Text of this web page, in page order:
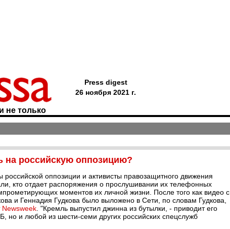
не только
Press digest
26 ноября 2021 г.
на российскую оппозицию?
оппозиции и активисты правозащитного движения
кто отдает распоряжения о прослушивании их телефонных
моментов их личной жизни. После того как видео с
и Геннадия Гудкова было выложено в Сети, по словам Гудкова,
Newsweek . "Кремль выпустил джинна из бутылки, - приводит его
но и любой из шести-семи других российских спецслужб